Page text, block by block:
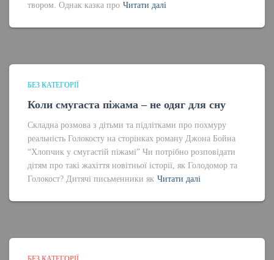
твором. Однак казка про Читати далі
БЕЗ КАТЕГОРІЇ
Коли смугаста піжама – не одяг для сну
Складна розмова з дітьми та підлітками про похмуру
реальність Голокосту на сторінках роману Джона Бойна
“Хлопчик у смугастій піжамі” Чи потрібно розповідати
дітям про такі жахіття новітньої історії, як Голодомор та
Голокост? Дитячі письменники як Читати далі